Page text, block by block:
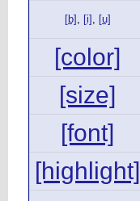
[b] , [i] , [u]
[color]
[size]
[font]
[highlight]